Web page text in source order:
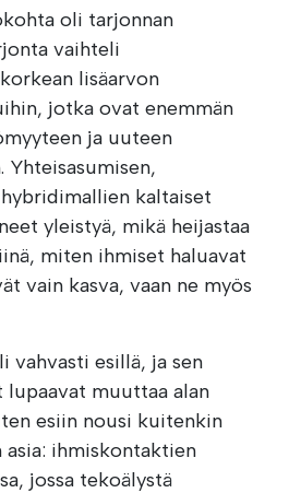
oli tarjonnan
vaihteli
lisäarvon
jotka ovat enemmän
ja uuteen
Yhteisasumisen,
kaltaiset
yleistyä, mikä heijastaa
miten ihmiset haluavat
vain kasva, vaan ne myös
vahvasti esillä, ja sen
muuttaa alan
esiin nousi kuitenkin
ihmiskontaktien
jossa tekoälystä